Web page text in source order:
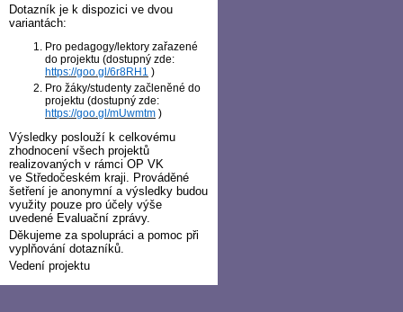
Dotazník je k dispozici ve dvou
variantách:
Pro pedagogy/lektory zařazené
do projektu (dostupný zde:
https://goo.gl/6r8RH1 )
Pro žáky/studenty začleněné do
projektu (dostupný zde:
https://goo.gl/mUwmtm )
Výsledky poslouží k celkovému
zhodnocení všech projektů
realizovaných v rámci OP VK
ve Středočeském kraji. Prováděné
šetření je anonymní a výsledky budou
využity pouze pro účely výše
uvedené Evaluační zprávy.
Děkujeme za spolupráci a pomoc při
vyplňování dotazníků.
Vedení projektu